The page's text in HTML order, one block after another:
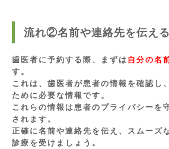
流れ②名前や連絡先を伝える
歯医者に予約する際、まずは自分の名
す。
これは、歯医者が患者の情報を確認し
ために必要な情報です。
これらの情報は患者のプライバシーを
されます。
正確に名前や連絡先を伝え、スムーズ
診療を受けましょう。